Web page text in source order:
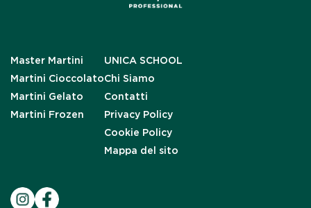
Master Martini
Martini Cioccolato
Martini Gelato
Martini Frozen
UNICA SCHOOL
Chi Siamo
Contatti
Privacy Policy
Cookie Policy
Mappa del sito